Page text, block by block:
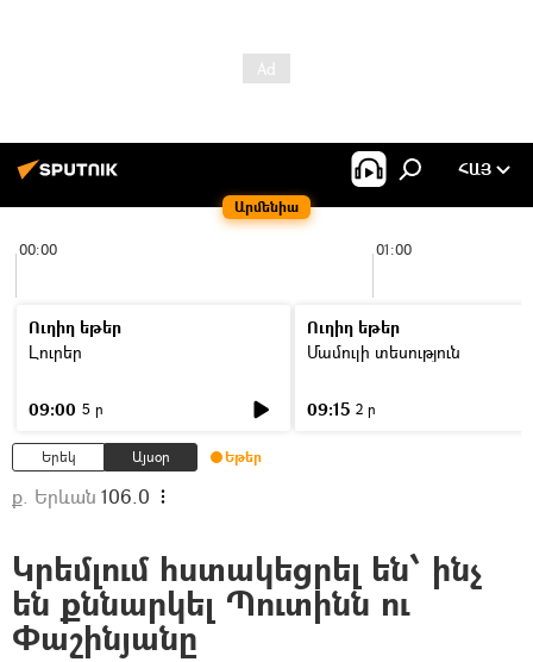
Արմենիա
ՀԱՅ
00:00 01:00
Ուղիղ եթեր
Լուրեր
09:00 5 ր
Ուղիղ եթեր
Մամուլի տեսություն
09:15 2 ր
Երեկ Այսօր Եթեր
ք. Երևան 106.0
Կրեմլում հստակեցրել են՝ ինչ
են քննարկել Պուտինն ու
Փաշինյանը